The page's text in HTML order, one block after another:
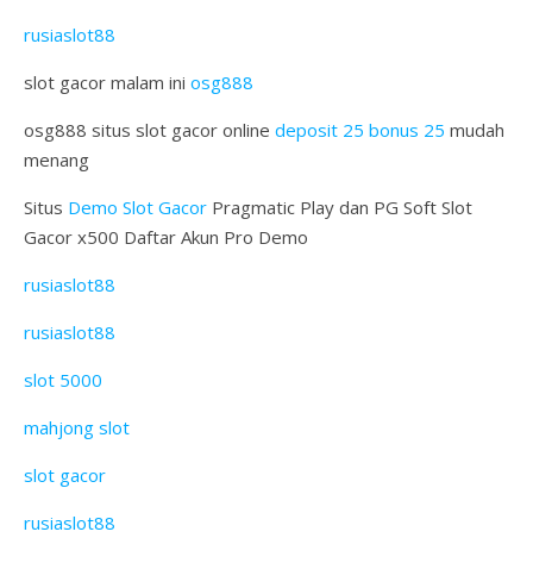
rusiaslot88
slot gacor malam ini osg888
osg888 situs slot gacor online deposit 25 bonus 25 mudah
menang
Situs Demo Slot Gacor Pragmatic Play dan PG Soft Slot
Gacor x500 Daftar Akun Pro Demo
rusiaslot88
rusiaslot88
slot 5000
mahjong slot
slot gacor
rusiaslot88